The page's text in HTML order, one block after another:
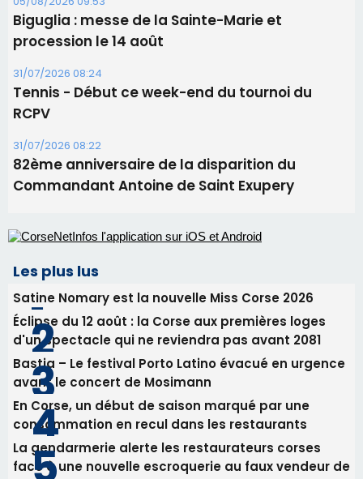
Benedetto
05/08/2026 09:53
procession le 14 août
31/07/2026 08:24
RCPV
31/07/2026 08:22
Commandant Antoine de Saint Exupery
Les plus lus
Satine Nomary est la nouvelle Miss Corse 2026
Éclipse du 12 août : la Corse aux premières loges
d'un spectacle qui ne reviendra pas avant 2081
Bastia – Le festival Porto Latino évacué en urgence
avant le concert de Mosimann
En Corse, un début de saison marqué par une
consommation en recul dans les restaurants